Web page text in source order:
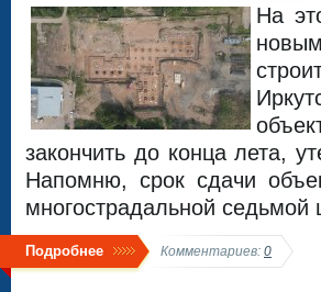
На
закончить до конца лета,
Напомню, срок сдачи
многострадальной
Подробнее Комментариев: 0